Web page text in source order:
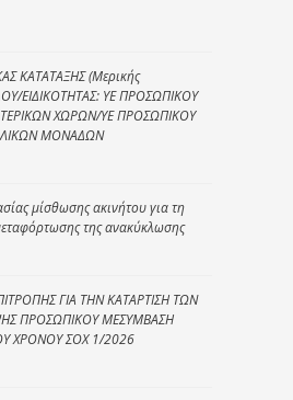
ΚΑΤΑΤΑΞΗΣ (Μερικής
ΕΙΔΙΚΟΤΗΤΑΣ: ΥΕ ΠΡΟΣΩΠΙΚΟΥ
ΧΩΡΩΝ/ΥΕ ΠΡΟΣΩΠΙΚΟΥ
ΜΟΝΑΔΩΝ
μίσθωσης ακινήτου για τη
της ανακύκλωσης
ΓΙΑ ΤΗΝ ΚΑΤΑΡΤΙΣΗ ΤΩΝ
ΠΡΟΣΩΠΙΚΟΥ ΜΕΣΥΜΒΑΣΗ
ΧΡΟΝΟΥ ΣΟΧ 1/2026